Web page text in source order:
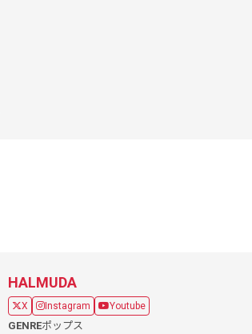
HALMUDA
X Instagram Youtube
GENREポップス